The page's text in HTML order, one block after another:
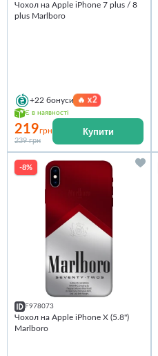
Чохол на Apple iPhone 7 plus / 8
plus Marlboro
+22 бонуси 🔥x2
Є в наявності
219грн
239 грн
Купити
-8%
F978073
Чохол на Apple iPhone X (5.8")
Marlboro